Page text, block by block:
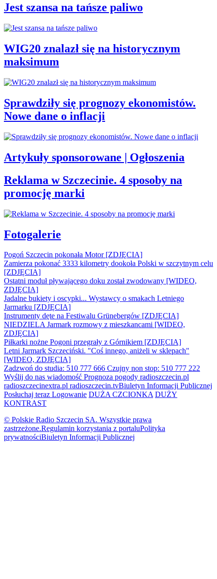
Jest szansa na tańsze paliwo
WIG20 znalazł się na historycznym
maksimum
Sprawdziły się prognozy ekonomistów.
Nowe dane o inflacji
Artykuły sponsorowane | Ogłoszenia
Reklama w Szczecinie. 4 sposoby na
promocję marki
Fotogalerie
Pogoń Szczecin pokonała Motor [ZDJĘCIA]
Zamierza pokonać 3333 kilometry dookoła Polski w szczytnym celu
[ZDJĘCIA]
Ostatni moduł pływającego doku został zwodowany [WIDEO,
ZDJĘCIA]
Jadalne bukiety i oscypki... Wystawcy o smakach Letniego
Jarmarku [ZDJĘCIA]
Instrumenty dęte na Festiwalu Grünebergów [ZDJĘCIA]
NIEDZIELA Jarmark rozmowy z mieszkancami [WIDEO,
ZDJĘCIA]
Piłkarki nożne Pogoni przegrały z Górnikiem [ZDJĘCIA]
Letni Jarmark Szczeciński. "Coś innego, aniżeli w sklepach"
[WIDEO, ZDJĘCIA]
Zadzwoń do studia: 510 777 666 Czujny non stop: 510 777 222
Wyślij do nas wiadomość Prognoza pogody radioszczecin.pl
radioszczecinextra.pl radioszczecin.tvBiuletyn Informacji Publicznej
Posłuchaj teraz Logowanie DUŻA CZCIONKA DUŻY
KONTRAST
© Polskie Radio Szczecin SA. Wszystkie prawa
zastrzeżone.Regulamin korzystania z portaluPolityka
prywatnościBiuletyn Informacji Publicznej